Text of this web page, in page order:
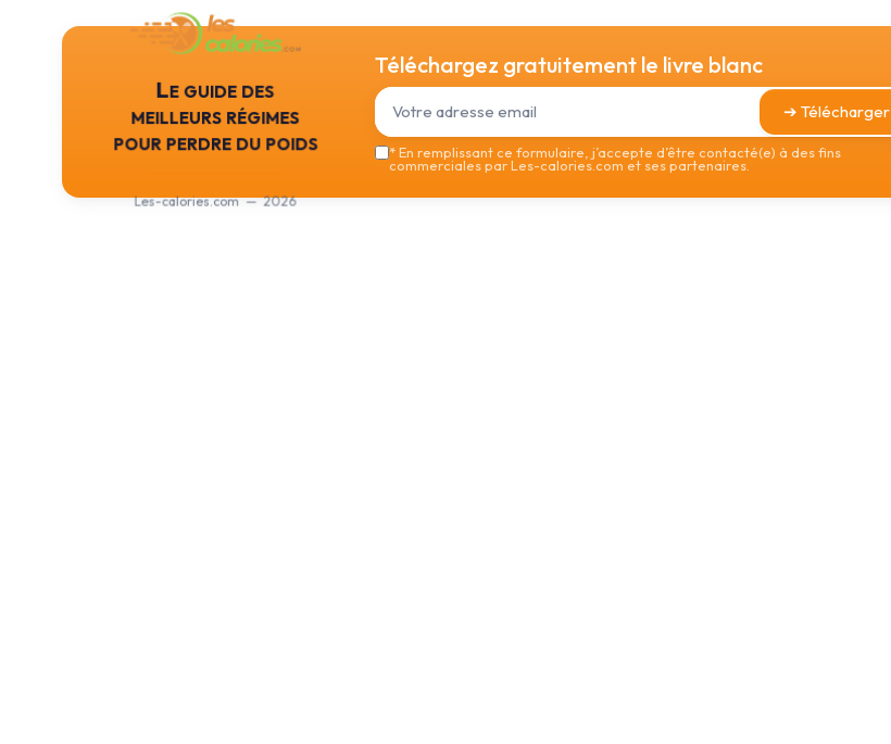
Le guide des
meilleurs régimes
pour perdre du poids
Les-calories.com — 2026
Téléchargez gratuitement le livre blanc
➔ Télécharger
*En remplissant ce formulaire, j’accepte d’être contacté(e) à des fins
commerciales par Les-calories.com et ses partenaires.